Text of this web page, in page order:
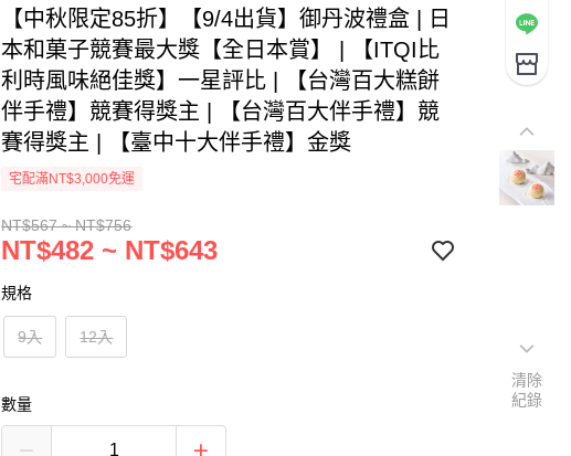
【中秋限定85折】【9/4出貨】御丹波禮盒 | 日
本和菓子競賽最大獎【全日本賞】 | 【ITQI比
利時風味絕佳獎】一星評比 | 【台灣百大糕餅
伴手禮】競賽得獎主 | 【台灣百大伴手禮】競
賽得獎主 | 【臺中十大伴手禮】金獎
宅配滿NT$3,000免運
NT$567 ~ NT$756
NT$482 ~ NT$643
規格
9入 12入
數量
清除
紀錄